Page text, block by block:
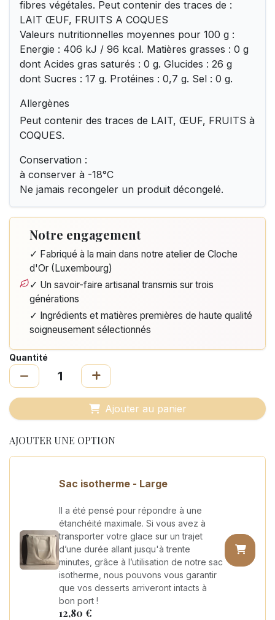
fibres végétales. Peut contenir des traces de :
LAIT ŒUF, FRUITS A COQUES
Valeurs nutritionnelles moyennes pour 100 g :
Energie : 406 kJ / 96 kcal. Matières grasses : 0 g
dont Acides gras saturés : 0 g. Glucides : 26 g
dont Sucres : 17 g. Protéines : 0,7 g. Sel : 0 g.
Allergènes
Peut contenir des traces de LAIT, ŒUF, FRUITS à
COQUES.
Conservation :
à conserver à -18°C
Ne jamais recongeler un produit décongelé.
Notre engagement
✓ Fabriqué à la main dans notre atelier de Cloche
d'Or (Luxembourg)
✓ Un savoir-faire artisanal transmis sur trois
générations
✓ Ingrédients et matières premières de haute qualité
soigneusement sélectionnés
Quantité
Ajouter au panier
AJOUTER UNE OPTION
Sac isotherme - Large
Il a été pensé pour répondre à une
étanchéité maximale. Si vous avez à
transporter votre glace sur un trajet
d’une durée allant jusqu'à trente
minutes, grâce à l’utilisation de notre sac
isotherme, nous pouvons vous garantir
que vos desserts arriveront intacts à
bon port !
12,80 €